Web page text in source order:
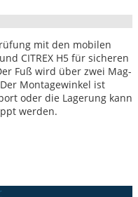
mit den mobilen
CITREX H5 für sicheren
Fuß wird über zwei Mag­
Mon­tagewinkel ist
oder die Lagerung kann
werden.